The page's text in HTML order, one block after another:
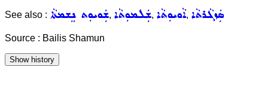
See also : ܫܲܘܝܘܼܬ ܢܸܫܡܬܵܐ, ܫܲܠܡܘܼܬܵܐ, ܐܵܘܝܘܼܬܵܐ, ܣܲܙܓܵܪܬܵܐ
Source : Bailis Shamun